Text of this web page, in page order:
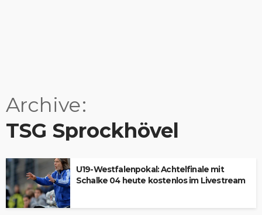
Archive
TSG Sprockhövel
U19-Westfalenpokal: Achtelfinale mit
Schalke 04 heute kostenlos im Livestream